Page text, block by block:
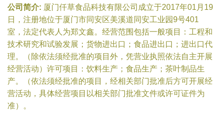
公司简介: 厦门仟草食品科技有限公司成立于2017年01月19
日，注册地位于厦门市同安区美溪道同安工业园9号401
室，法定代表人为郑文鑫。经营范围包括一般项目：工程和
技术研究和试验发展；货物进出口；食品进出口；进出口代
理。（除依法须经批准的项目外，凭营业执照依法自主开展
经营活动）许可项目：饮料生产；食品生产；茶叶制品生
产。（依法须经批准的项目，经相关部门批准后方可开展经
营活动，具体经营项目以相关部门批准文件或许可证件为
准）。